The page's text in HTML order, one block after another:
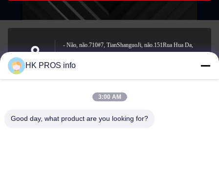
Endereço
- Não, não.710#7, TianShanguoJi, não.151Rua Hua Da,
de Sanhe
E-mail
info@chppros.com
HK PROS info
3:00 AM
Good day, what product are you looking for?